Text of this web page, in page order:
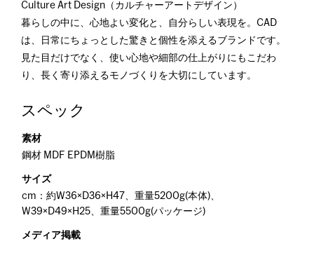
Culture Art Design（カルチャーアートデザイン）
暮らしの中に、心地よい変化と、自分らしい表現を。CAD
は、日常にちょっとした驚きと個性を添えるブランドです。
見た目だけでなく、使い心地や細部の仕上がりにもこだわ
り、長く寄り添えるモノづくりを大切にしています。
スペック
素材
鋼材 MDF EPDM樹脂
サイズ
cm：約W36×D36×H47、重量5200g(本体)、
W39×D49×H25、重量5500g(パッケージ)
メディア掲載